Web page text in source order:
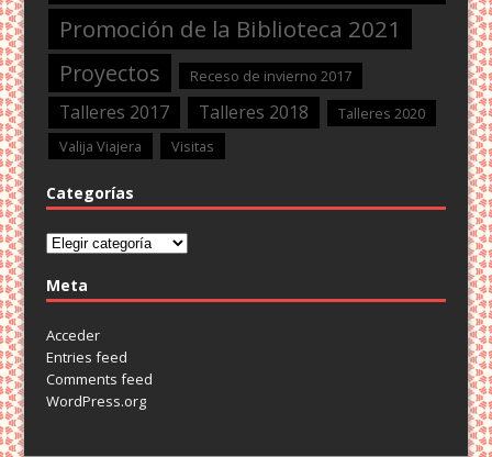
Promoción de la Biblioteca 2021
Proyectos Receso de invierno 2017
Talleres 2017 Talleres 2018
Talleres 2020
Valija Viajera
Visitas
Categorías
Categorías
Meta
Acceder
Entries feed
Comments feed
WordPress.org